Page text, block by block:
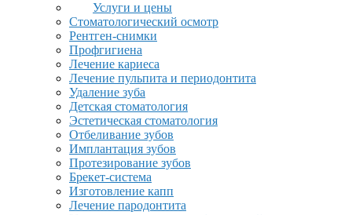
Услуги и цены
Стоматологический осмотр
Рентген-снимки
Профгигиена
Лечение кариеса
Лечение пульпита и периодонтита
Удаление зуба
Детская стоматология
Эстетическая стоматология
Отбеливание зубов
Имплантация зубов
Протезирование зубов
Брекет-система
Изготовление капп
Лечение пародонтита